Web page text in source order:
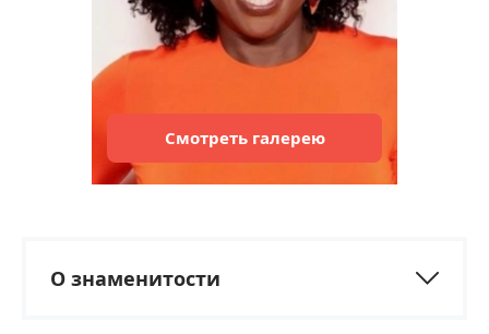
Смотреть галерею
О знаменитости